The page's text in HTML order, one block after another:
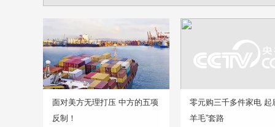
面对美方无理打压 中方的五项
反制！
零元购三千多件家电 起
羊毛”套路